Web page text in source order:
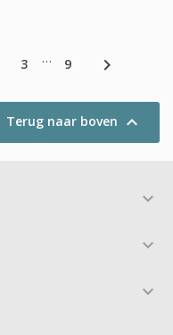
3 … 9 
Terug naar boven 


